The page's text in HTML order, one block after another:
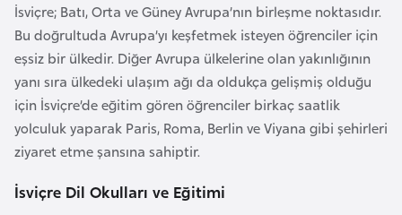
İsviçre; Batı, Orta ve Güney Avrupa’nın birleşme noktasıdır.
Bu doğrultuda Avrupa’yı keşfetmek isteyen öğrenciler için
eşsiz bir ülkedir. Diğer Avrupa ülkelerine olan yakınlığının
yanı sıra ülkedeki ulaşım ağı da oldukça gelişmiş olduğu
için İsviçre’de eğitim gören öğrenciler birkaç saatlik
yolculuk yaparak Paris, Roma, Berlin ve Viyana gibi şehirleri
ziyaret etme şansına sahiptir.
İsviçre Dil Okulları ve Eğitimi
B
e
l
a
r
u
s